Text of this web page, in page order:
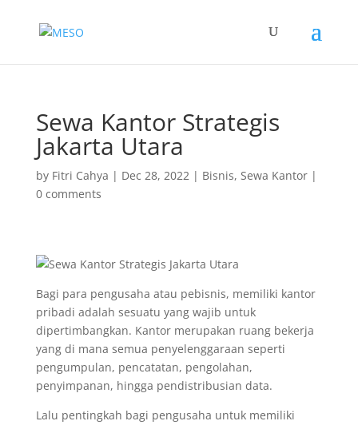
Sewa Kantor Strategis
Jakarta Utara
by Fitri Cahya | Dec 28, 2022| Bisnis, Sewa Kantor|
0 comments
Bagi para pengusaha atau pebisnis, memiliki kantor
pribadi adalah sesuatu yang wajib untuk
dipertimbangkan. Kantor merupakan ruang bekerja
yang di mana semua penyelenggaraan seperti
pengumpulan, pencatatan, pengolahan,
penyimpanan, hingga pendistribusian data.
Lalu pentingkah bagi pengusaha untuk memiliki